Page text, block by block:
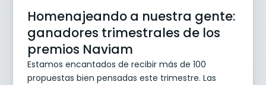
Homenajeando a nuestra gente:
ganadores trimestrales de los
premios Naviam
Estamos encantados de recibir más de 100
propuestas bien pensadas este trimestre. Las